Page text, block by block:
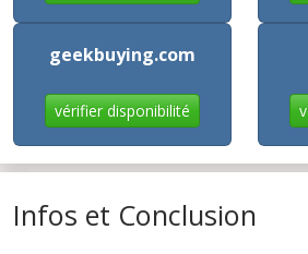
geekbuying.com
vérifier disponibilité
Infos et Conclusion